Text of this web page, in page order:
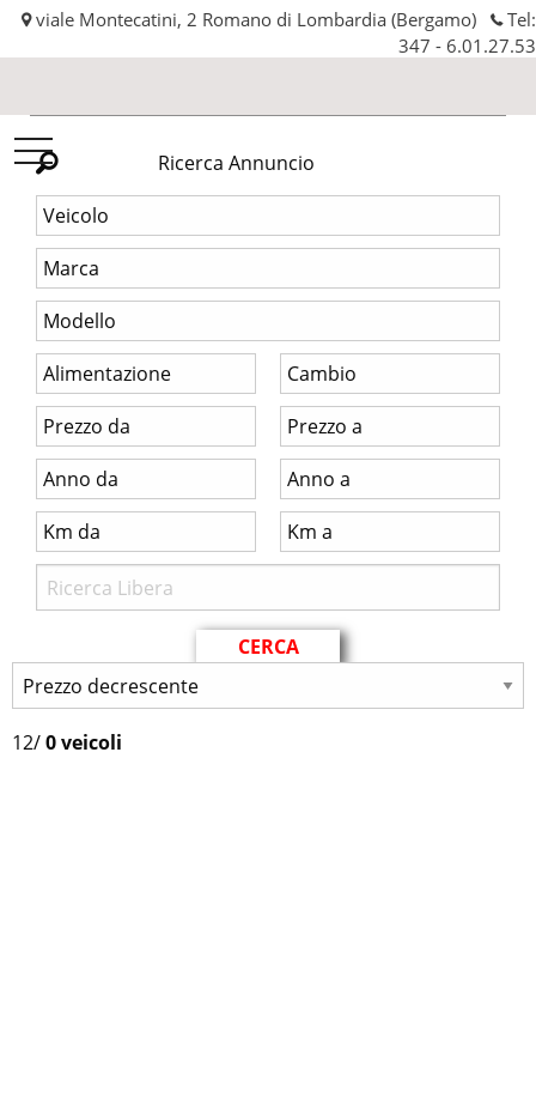
viale Montecatini, 2 Romano di Lombardia (Bergamo)
Tel:
347 - 6.01.27.53
Automobilissima
srl
Ricerca Annuncio
12/0 veicoli